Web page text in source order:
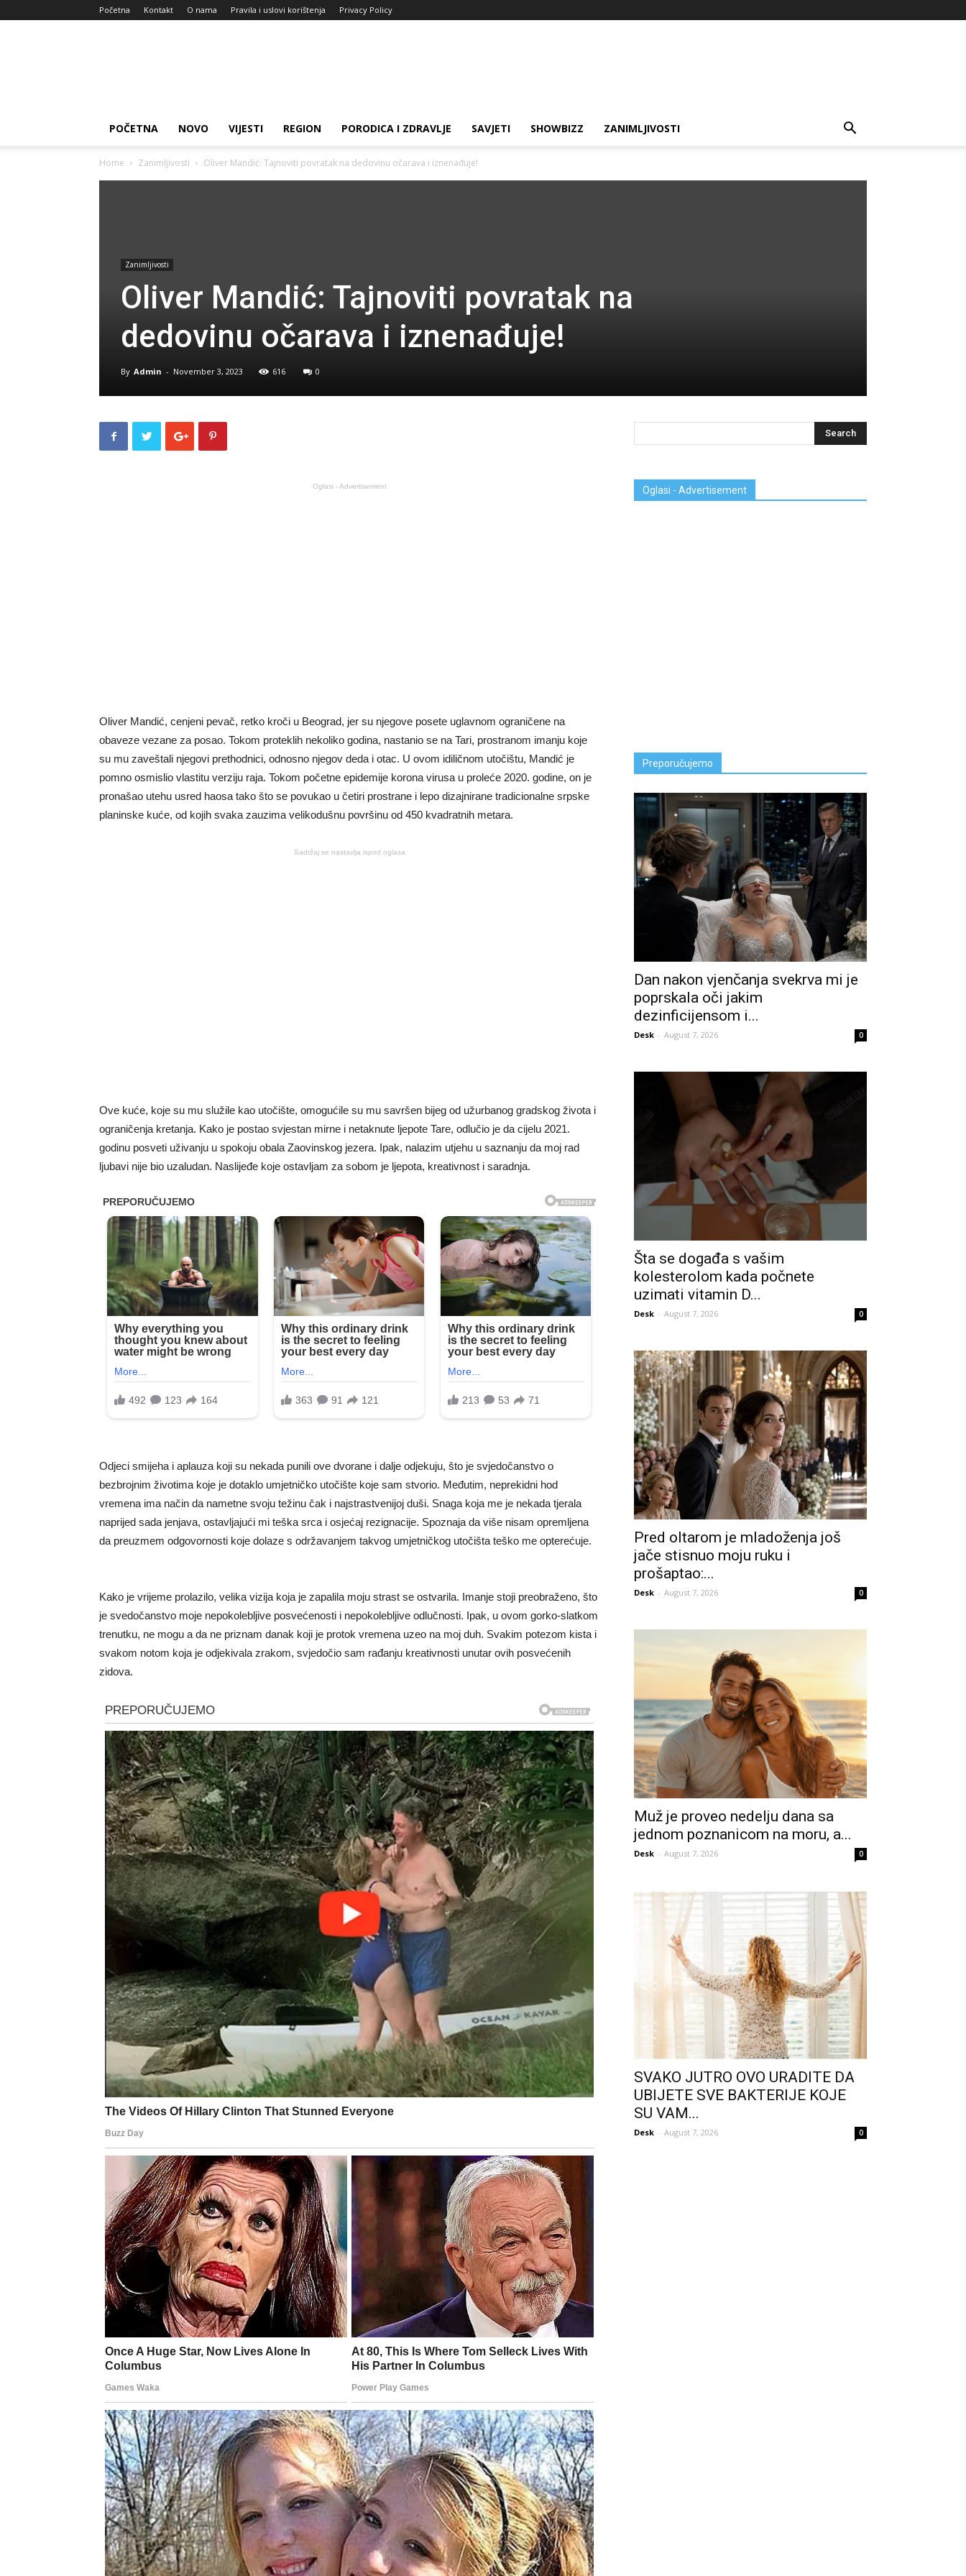
Početna Kontakt O nama Pravila i uslovi korištenja Privacy Policy
POČETNA NOVO VIJESTI REGION PORODICA I ZDRAVLJE SAVJETI SHOWBIZZ ZANIMLJIVOSTI
Home Zanimljivosti Oliver Mandić: Tajnoviti povratak na dedovinu očarava i iznenađuje!
Zanimljivosti
Oliver Mandić: Tajnoviti povratak na
dedovinu očarava i iznenađuje!
By Admin - November 3, 2023 616 0
Oglasi - Advertisement
Oliver Mandić, cenjeni pevač, retko kroči u Beograd, jer su njegove posete uglavnom ograničene na
obaveze vezane za posao. Tokom proteklih nekoliko godina, nastanio se na Tari, prostranom imanju koje
su mu zaveštali njegovi prethodnici, odnosno njegov deda i otac. U ovom idiličnom utočištu, Mandić je
pomno osmislio vlastitu verziju raja. Tokom početne epidemije korona virusa u proleće 2020. godine, on je
pronašao utehu usred haosa tako što se povukao u četiri prostrane i lepo dizajnirane tradicionalne srpske
planinske kuće, od kojih svaka zauzima velikodušnu površinu od 450 kvadratnih metara.
Sadržaj se nastavlja ispod oglasa
Ove kuće, koje su mu služile kao utočište, omogućile su mu savršen bijeg od užurbanog gradskog života i
ograničenja kretanja. Kako je postao svjestan mirne i netaknute ljepote Tare, odlučio je da cijelu 2021.
godinu posveti uživanju u spokoju obala Zaovinskog jezera. Ipak, nalazim utjehu u saznanju da moj rad
ljubavi nije bio uzaludan. Naslijeđe koje ostavljam za sobom je ljepota, kreativnost i saradnja.
Odjeci smijeha i aplauza koji su nekada punili ove dvorane i dalje odjekuju, što je svjedočanstvo o
bezbrojnim životima koje je dotaklo umjetničko utočište koje sam stvorio. Međutim, neprekidni hod
vremena ima način da nametne svoju težinu čak i najstrastvenijoj duši. Snaga koja me je nekada tjerala
naprijed sada jenjava, ostavljajući mi teška srca i osjećaj rezignacije. Spoznaja da više nisam opremljena
da preuzmem odgovornosti koje dolaze s održavanjem takvog umjetničkog utočišta teško me opterećuje.
Kako je vrijeme prolazilo, velika vizija koja je zapalila moju strast se ostvarila. Imanje stoji preobraženo, što
je svedočanstvo moje nepokolebljive posvećenosti i nepokolebljive odlučnosti. Ipak, u ovom gorko-slatkom
trenutku, ne mogu a da ne priznam danak koji je protok vremena uzeo na moj duh. Svakim potezom kista i
svakom notom koja je odjekivala zrakom, svjedočio sam rađanju kreativnosti unutar ovih posvećenih
zidova.
Oglasi - Advertisement
Preporučujemo
Dan nakon vjenčanja svekrva mi je
poprskala oči jakim
dezinficijensom i...
Desk - August 7, 2026 0
Šta se događa s vašim
kolesterolom kada počnete
uzimati vitamin D...
Desk - August 7, 2026 0
Pred oltarom je mladoženja još
jače stisnuo moju ruku i
prošaptao:...
Desk - August 7, 2026 0
Muž je proveo nedelju dana sa
jednom poznanicom na moru, a...
Desk - August 7, 2026 0
SVAKO JUTRO OVO URADITE DA
UBIJETE SVE BAKTERIJE KOJE
SU VAM...
Desk - August 7, 2026 0